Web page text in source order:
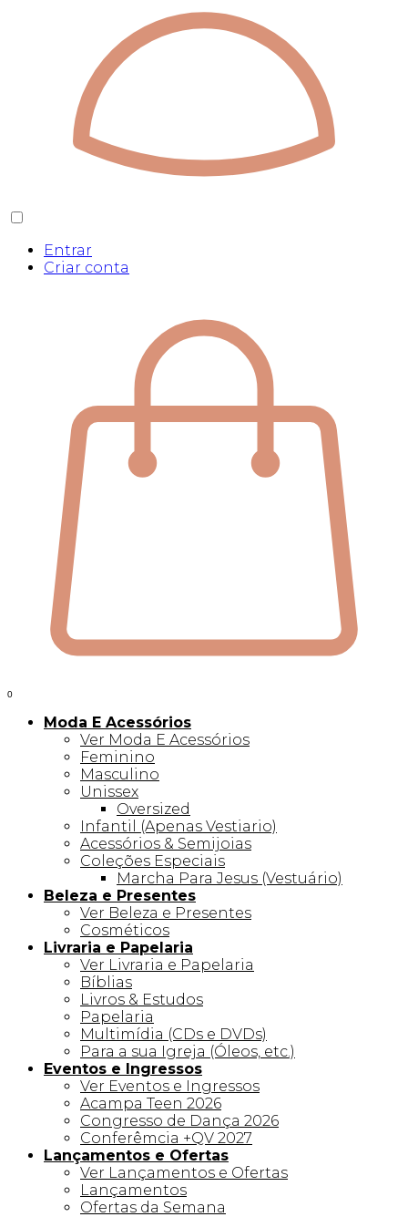
Entrar
Criar conta
0
Moda E Acessórios
Ver Moda E Acessórios
Feminino
Masculino
Unissex
Oversized
Infantil (Apenas Vestiario)
Acessórios & Semijoias
Coleções Especiais
Marcha Para Jesus (Vestuário)
Beleza e Presentes
Ver Beleza e Presentes
Cosméticos
Livraria e Papelaria
Ver Livraria e Papelaria
Bíblias
Livros & Estudos
Papelaria
Multimídia (CDs e DVDs)
Para a sua Igreja (Óleos, etc.)
Eventos e Ingressos
Ver Eventos e Ingressos
Acampa Teen 2026
Congresso de Dança 2026
Conferêmcia +QV 2027
Lançamentos e Ofertas
Ver Lançamentos e Ofertas
Lançamentos
Ofertas da Semana